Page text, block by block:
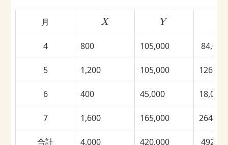
月 X Y
4 800 105,000
5 1,200 105,000
6 400 45,000
7 1,600 165,000
合計 4,000 420,000